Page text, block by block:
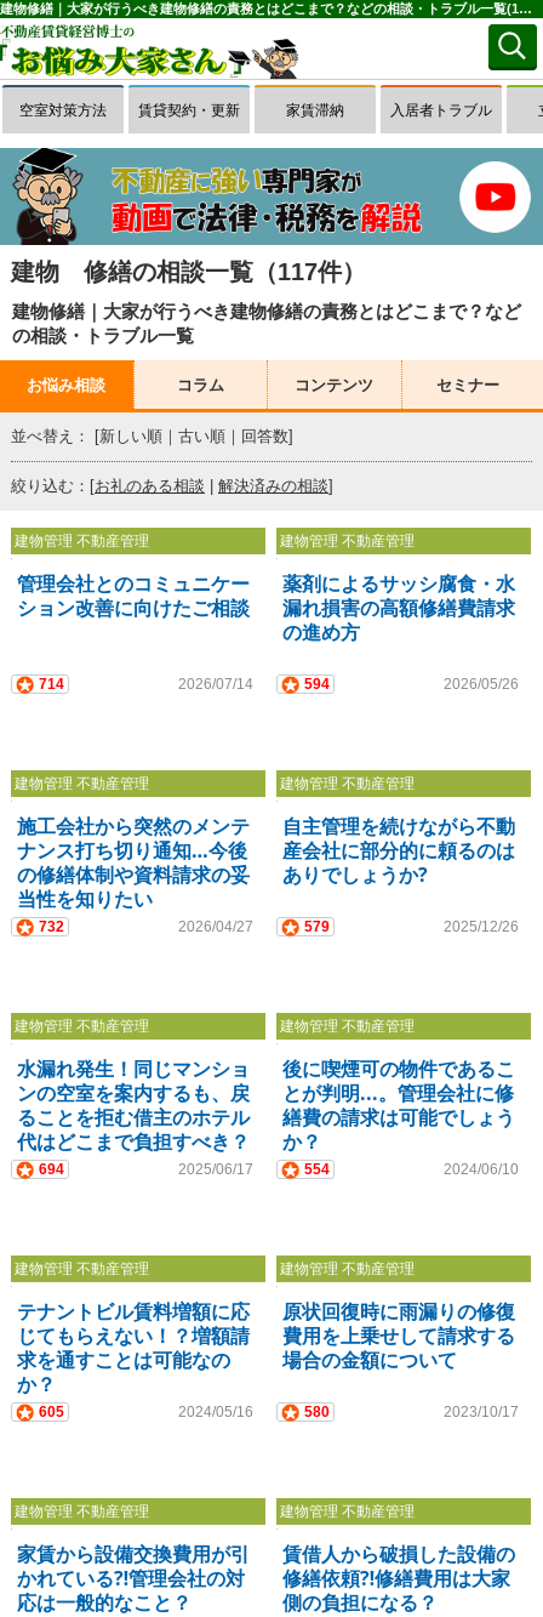
建物修繕｜大家が行うべき建物修繕の責務とはどこまで？などの相談・トラブル一覧(1～50件目)｜お悩み大家さん
空室対策方法 賃貸契約・更新 家賃滞納 入居者トラブル
建物 修繕の相談一覧（117件）
建物修繕｜大家が行うべき建物修繕の責務とはどこまで？など
の相談・トラブル一覧
お悩み相談 コラム コンテンツ セミナー
並べ替え： [新しい順｜ 古い順｜ 回答数]
絞り込む：[お礼のある相談 | 解決済みの相談]
建物管理 不動産管理
管理会社とのコミュニケー
ション改善に向けたご相談
714 2026/07/14
建物管理 不動産管理
薬剤によるサッシ腐食・水
漏れ損害の高額修繕費請求
の進め方
594 2026/05/26
建物管理 不動産管理
施工会社から突然のメンテ
ナンス打ち切り通知…今後
の修繕体制や資料請求の妥
当性を知りたい
732 2026/04/27
建物管理 不動産管理
自主管理を続けながら不動
産会社に部分的に頼るのは
ありでしょうか?
579 2025/12/26
建物管理 不動産管理
水漏れ発生！同じマンショ
ンの空室を案内するも、戻
ることを拒む借主のホテル
代はどこまで負担すべき？
694 2025/06/17
建物管理 不動産管理
後に喫煙可の物件であるこ
とが判明...。管理会社に修
繕費の請求は可能でしょう
か？
554 2024/06/10
建物管理 不動産管理
テナントビル賃料増額に応
じてもらえない！？増額請
求を通すことは可能なの
か？
605 2024/05/16
建物管理 不動産管理
原状回復時に雨漏りの修復
費用を上乗せして請求する
場合の金額について
580 2023/10/17
建物管理 不動産管理
家賃から設備交換費用が引
かれている⁈管理会社の対
応は一般的なこと？
建物管理 不動産管理
賃借人から破損した設備の
修繕依頼⁈修繕費用は大家
側の負担になる？